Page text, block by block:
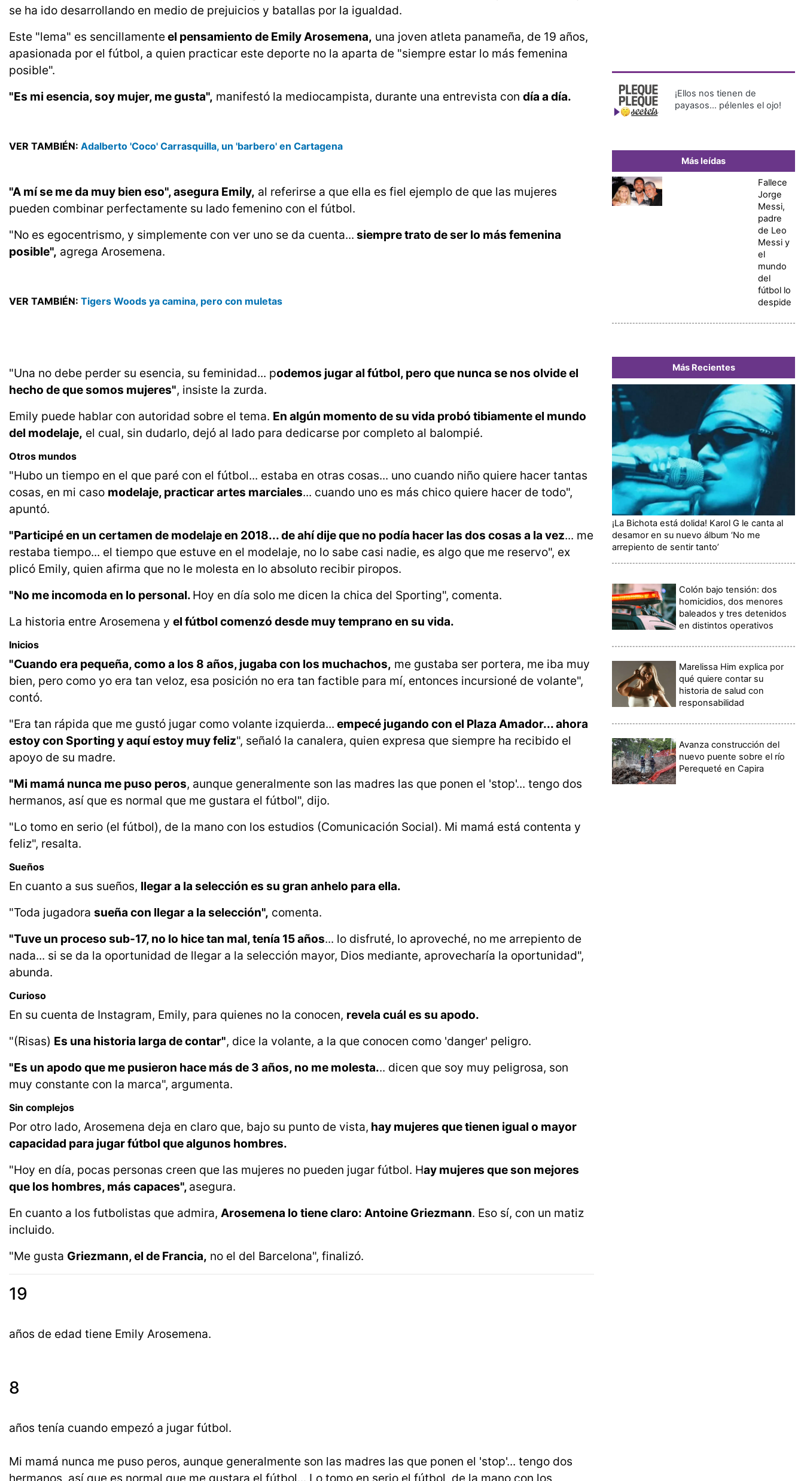
se ha ido desarrollando en medio de prejuicios y batallas por la igualdad.
Este "lema" es sencillamenteel pensamiento de Emily Arosemena, una joven atleta panameña, de 19 años,
apasionada por el fútbol, a quien practicar este deporte no la aparta de "siempre estar lo más femenina
posible".
"Es mi esencia, soy mujer, me gusta", manifestó la mediocampista, durante una entrevista con día a día.
VER TAMBIÉN: Adalberto 'Coco' Carrasquilla, un 'barbero' en Cartagena
"A mí se me da muy bien eso", asegura Emily, al referirse a que ella es fiel ejemplo de que las mujeres
pueden combinar perfectamente su lado femenino con el fútbol.
"No es egocentrismo, y simplemente con ver uno se da cuenta... siempre trato de ser lo más femenina
posible", agrega Arosemena.
VER TAMBIÉN: Tigers Woods ya camina, pero con muletas
"Una no debe perder su esencia, su feminidad... podemos jugar al fútbol, pero que nunca se nos olvide el
hecho de que somos mujeres", insiste la zurda.
Emily puede hablar con autoridad sobre el tema. En algún momento de su vida probó tibiamente el mundo
del modelaje, el cual, sin dudarlo, dejó al lado para dedicarse por completo al balompié.
Otros mundos
"Hubo un tiempo en el que paré con el fútbol... estaba en otras cosas... uno cuando niño quiere hacer tantas
cosas, en mi caso modelaje, practicar artes marciales... cuando uno es más chico quiere hacer de todo",
apuntó.
"Participé en un certamen de modelaje en 2018... de ahí dije que no podía hacer las dos cosas a la vez... me
restaba tiempo... el tiempo que estuve en el modelaje, no lo sabe casi nadie, es algo que me reservo", ex
plicó Emily, quien afirma que no le molesta en lo absoluto recibir piropos.
"No me incomoda en lo personal. Hoy en día solo me dicen la chica del Sporting", comenta.
La historia entre Arosemena y el fútbol comenzó desde muy temprano en su vida.
Inicios
"Cuando era pequeña, como a los 8 años, jugaba con los muchachos, me gustaba ser portera, me iba muy
bien, pero como yo era tan veloz, esa posición no era tan factible para mí, entonces incursioné de volante",
contó.
"Era tan rápida que me gustó jugar como volante izquierda... empecé jugando con el Plaza Amador... ahora
estoy con Sporting y aquí estoy muy feliz", señaló la canalera, quien expresa que siempre ha recibido el
apoyo de su madre.
"Mi mamá nunca me puso peros, aunque generalmente son las madres las que ponen el 'stop'... tengo dos
hermanos, así que es normal que me gustara el fútbol", dijo.
"Lo tomo en serio (el fútbol), de la mano con los estudios (Comunicación Social). Mi mamá está contenta y
feliz", resalta.
Sueños
En cuanto a sus sueños, llegar a la selección es su gran anhelo para ella.
"Toda jugadora sueña con llegar a la selección", comenta.
"Tuve un proceso sub-17, no lo hice tan mal, tenía 15 años... lo disfruté, lo aproveché, no me arrepiento de
nada... si se da la oportunidad de llegar a la selección mayor, Dios mediante, aprovecharía la oportunidad",
abunda.
Curioso
En su cuenta de Instagram, Emily, para quienes no la conocen, revela cuál es su apodo.
"(Risas) Es una historia larga de contar", dice la volante, a la que conocen como 'danger' peligro.
"Es un apodo que me pusieron hace más de 3 años, no me molesta... dicen que soy muy peligrosa, son
muy constante con la marca", argumenta.
Sin complejos
Por otro lado, Arosemena deja en claro que, bajo su punto de vista, hay mujeres que tienen igual o mayor
capacidad para jugar fútbol que algunos hombres.
"Hoy en día, pocas personas creen que las mujeres no pueden jugar fútbol. Hay mujeres que son mejores
que los hombres, más capaces", asegura.
En cuanto a los futbolistas que admira, Arosemena lo tiene claro: Antoine Griezmann. Eso sí, con un matiz
incluido.
"Me gusta Griezmann, el de Francia, no el del Barcelona", finalizó.
19
años de edad tiene Emily Arosemena.
8
años tenía cuando empezó a jugar fútbol.
Mi mamá nunca me puso peros, aunque generalmente son las madres las que ponen el 'stop'... tengo dos
¡Ellos nos tienen de
payasos… pélenles el ojo!
Más leídas
Fallece
Jorge
Messi,
padre
de Leo
Messi y
el
mundo
del
fútbol lo
despide
Más Recientes
¡La Bichota está dolida! Karol G le canta al
desamor en su nuevo álbum ‘No me
arrepiento de sentir tanto’
Colón bajo tensión: dos
homicidios, dos menores
baleados y tres detenidos
en distintos operativos
Marelissa Him explica por
qué quiere contar su
historia de salud con
responsabilidad
Avanza construcción del
nuevo puente sobre el río
Perequeté en Capira